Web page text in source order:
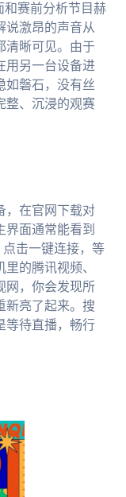
和赛前分析节目赫
说激昂的声音从
清晰可见。由于
用另一台设备进
如磐石，没有丝
整、沉浸的观赛
，在官网下载对
界面通常能看到
点击一键连接，等
的腾讯视频、
网，你会发现所
新亮了起来。搜
等待直播，畅行